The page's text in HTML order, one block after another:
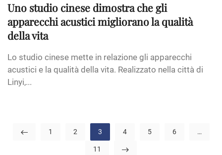
Uno studio cinese dimostra che gli
apparecchi acustici migliorano la qualità
della vita
Lo studio cinese mette in relazione gli apparecchi
acustici e la qualità della vita. Realizzato nella città di
Linyi,...
1 2 3 4 5 6 …
11